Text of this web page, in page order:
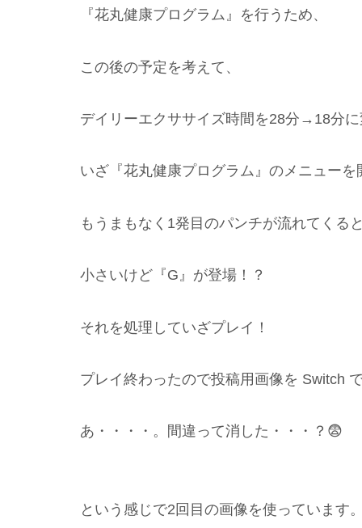
『花丸健康プログラム』を行うため、
この後の予定を考えて、
デイリーエクササイズ時間を28分→18分
いざ『花丸健康プログラム』のメニューを
もうまもなく1発目のパンチが流れてくる
小さいけど『G』が登場！？
それを処理していざプレイ！
プレイ終わったので投稿用画像を Switch
あ・・・・。間違って消した・・・？😨
という感じで2回目の画像を使っています